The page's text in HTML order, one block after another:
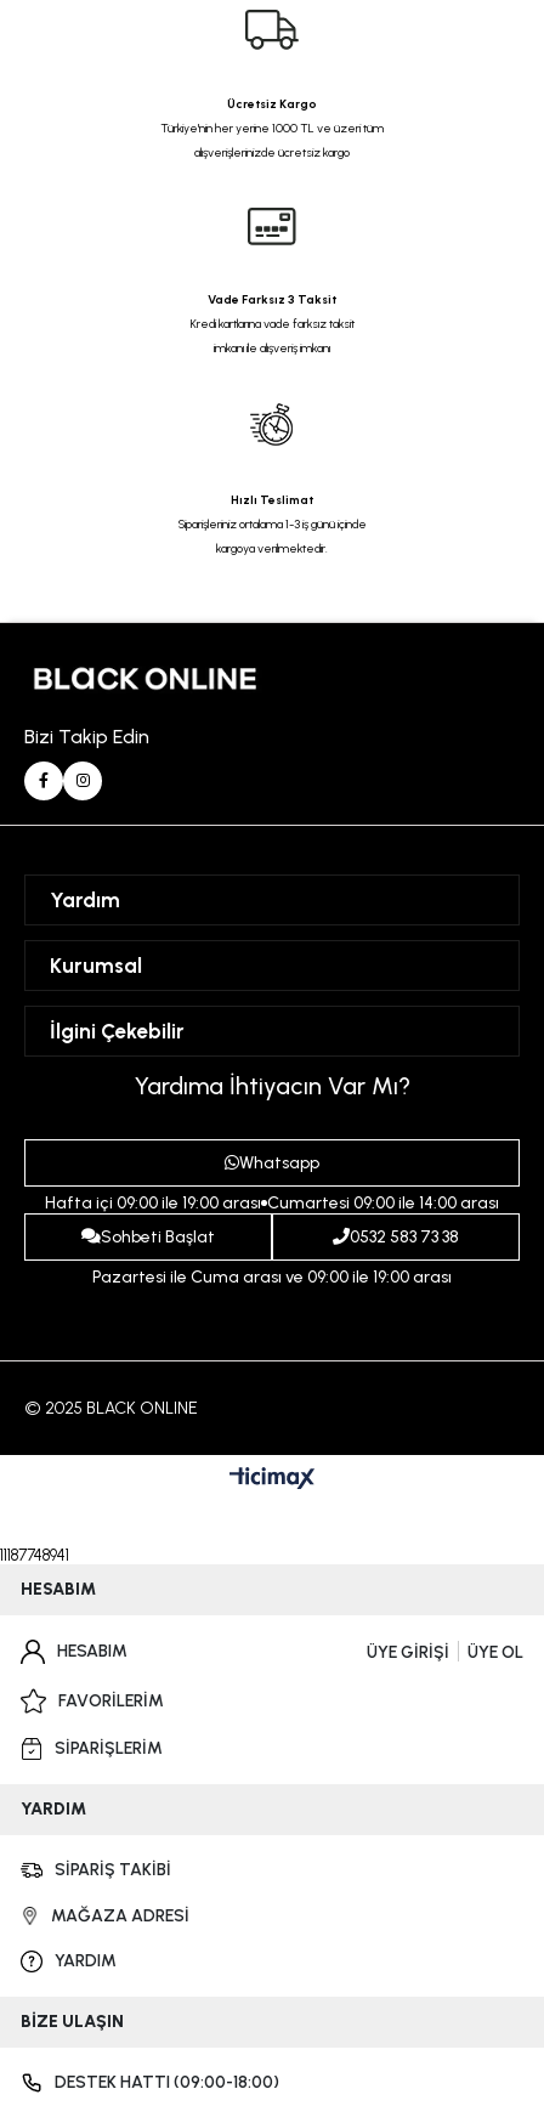
Ücretsiz Kargo
Türkiye'nin her yerine 1000 TL ve üzeri tüm
alışverişlerinizde ücretsiz kargo
Vade Farksız 3 Taksit
Kredi kartlarına vade farksız taksit
imkanı ile alışveriş imkanı
Hızlı Teslimat
Siparişleriniz ortalama 1-3 iş günü içinde
kargoya verilmektedir.
Bizi Takip Edin
Yardım
Hesabım
Favorilerim
Kurumsal
Mesafeli Satış Sözleşmesi
Üyelik Sözleşmesi
Gizlilik ve Güvenlik Politikası
Ödeme ve Teslimat Koşulları
İptal ve İade Koşulları
İlgini Çekebilir
İndirim
Yardıma İhtiyacın Var Mı?
Whatsapp
Hafta içi 09:00 ile 19:00 arası Cumartesi 09:00 ile 14:00 arası
Sohbeti Başlat
0532 583 73 38
Pazartesi ile Cuma arası ve 09:00 ile 19:00 arası
© 2025 BLACK ONLINE
11187748941
HESABIM
HESABIM ÜYE GİRİŞİ ÜYE OL
FAVORİLERİM
SİPARİŞLERİM
YARDIM
SİPARİŞ TAKİBİ
MAĞAZA ADRESİ
YARDIM
BİZE ULAŞIN
DESTEK HATTI (09:00-18:00)